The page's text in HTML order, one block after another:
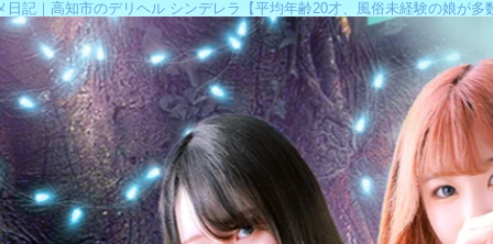
日記｜高知市のデリヘル シンデレラ【平均年齢20才、風俗未経験の娘が多